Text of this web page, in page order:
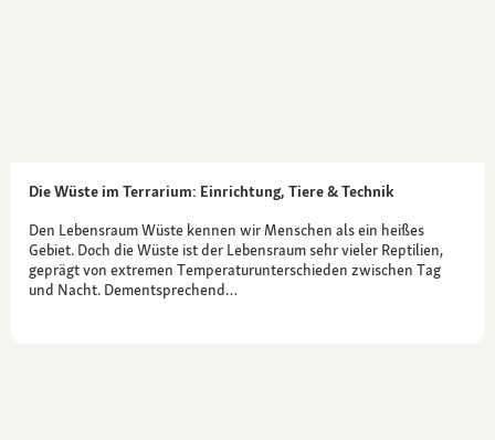
Die Wüste im Terrarium: Einrichtung, Tiere & Technik
Den Lebensraum Wüste kennen wir Menschen als ein heißes
Gebiet. Doch die Wüste ist der Lebensraum sehr vieler Reptilien,
geprägt von extremen Temperaturunterschieden zwischen Tag
und Nacht. Dementsprechend…